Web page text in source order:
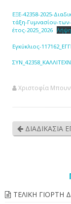
ΕΞΕ-42358-2025-
τάξη-Γυμνασίου-των-
έτος-2025_2026 Λήψη
Εγκύκλιος-
Χριστοφία
ΔΙΑΔΙΚΑΣΙΑ
ΤΕΛΙΚΗ ΓΙΟΡΤΗ